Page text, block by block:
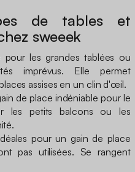
de tables et
sweeek
pour les grandes tablées ou
imprévus. Elle permet
assises en un clin d'œil.
de place indéniable pour le
les petits balcons ou les
pour un gain de place
pas utilisées. Se rangent